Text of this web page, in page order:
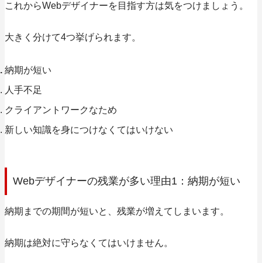
これからWebデザイナーを目指す方は気をつけましょう。
大きく分けて4つ挙げられます。
納期が短い
人手不足
クライアントワークなため
新しい知識を身につけなくてはいけない
Webデザイナーの残業が多い理由1：納期が短い
納期までの期間が短いと、残業が増えてしまいます。
納期は絶対に守らなくてはいけません。